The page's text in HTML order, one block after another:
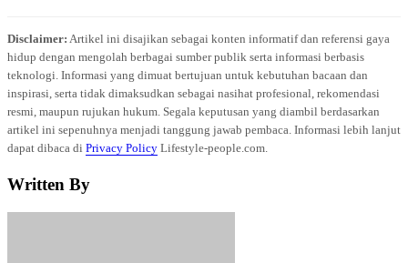
Disclaimer: Artikel ini disajikan sebagai konten informatif dan referensi gaya
hidup dengan mengolah berbagai sumber publik serta informasi berbasis
teknologi. Informasi yang dimuat bertujuan untuk kebutuhan bacaan dan
inspirasi, serta tidak dimaksudkan sebagai nasihat profesional, rekomendasi
resmi, maupun rujukan hukum. Segala keputusan yang diambil berdasarkan
artikel ini sepenuhnya menjadi tanggung jawab pembaca. Informasi lebih lanjut
dapat dibaca di Privacy Policy Lifestyle-people.com.
Written By